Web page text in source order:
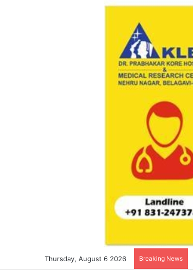
Thursday, August 6 2026 Breaking News